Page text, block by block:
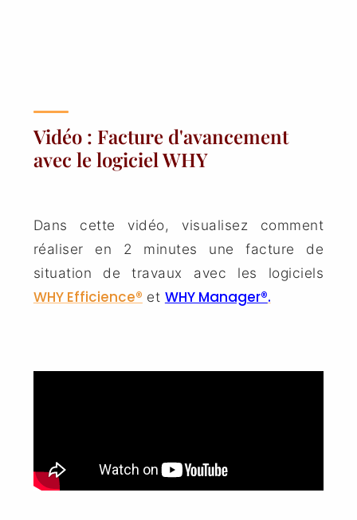
Vidéo : Facture d'avancement
avec le logiciel WHY
Dans cette vidéo, visualisez comment
réaliser en 2 minutes une facture de
situation de travaux avec les logiciels
WHY Efficience® et WHY Manager®.